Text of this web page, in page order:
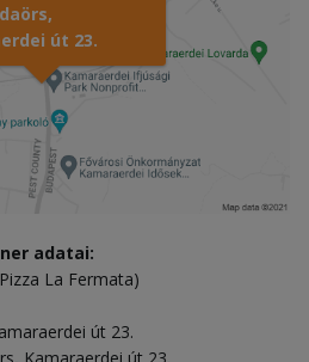
út 23.
adatai:
La Fermata)
út 23.